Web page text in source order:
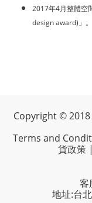
2017年4月整體空
design award)」。
Copyright © 2018
Terms and
貨政策|
客
地址:台